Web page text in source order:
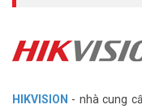
HIKVISION - nhà cung